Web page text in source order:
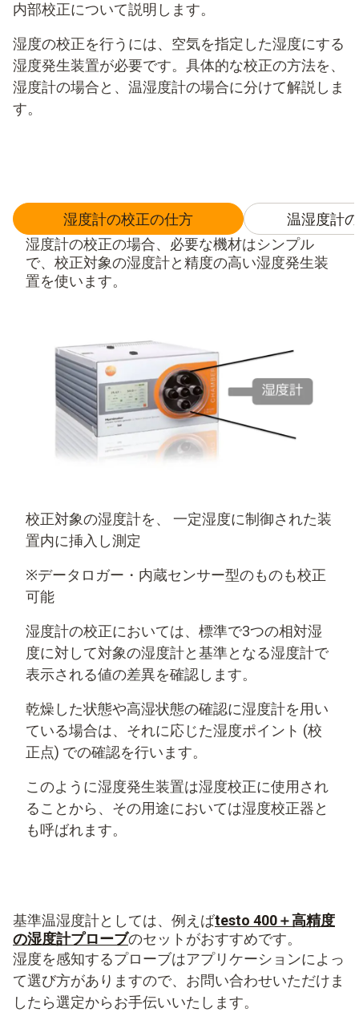
内部校正について説明します。
湿度の校正を行うには、空気を指定した湿度にする
湿度発生装置が必要です。具体的な校正の方法を、
湿度計の場合と、温湿度計の場合に分けて解説しま
す。
湿度計の校正の仕方 温湿度計
湿度計の校正の場合、必要な機材はシンプル
で、校正対象の湿度計と精度の高い湿度発生装
置を使います。
校正対象の湿度計を、 一定湿度に制御された装
置内に挿入し測定
※データロガー・内蔵センサー型のものも校正
可能
湿度計の校正においては、標準で3つの相対湿
度に対して対象の湿度計と基準となる湿度計で
表示される値の差異を確認します。
乾燥した状態や高湿状態の確認に湿度計を用い
ている場合は、それに応じた湿度ポイント (校
正点) での確認を行います。
このように湿度発生装置は湿度校正に使用され
ることから、その用途においては湿度校正器と
も呼ばれます。
基準温湿度計としては、例えばtesto 400＋高精度
の湿度計プローブのセットがおすすめです。
湿度を感知するプローブはアプリケーションによっ
て選び方がありますので、お問い合わせいただけま
したら選定からお手伝いいたします。